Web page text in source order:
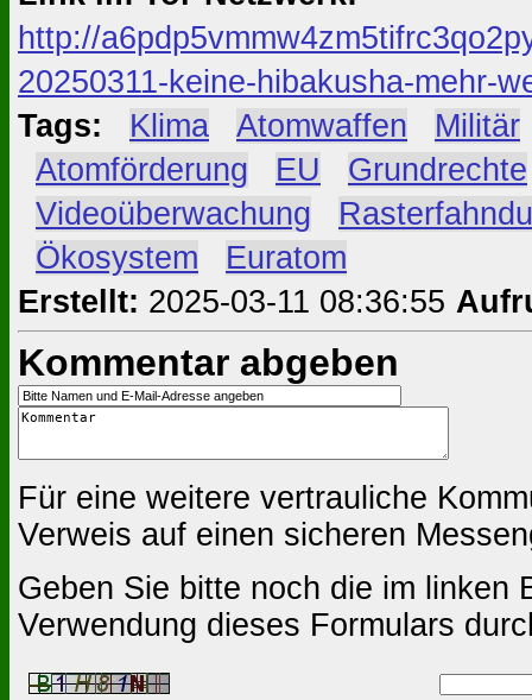
http://
20250311-keine-hibakusha-mehr-
Tags:
Klima Atomwaffen Militär
Atomförderung EU
Grundrechte
Videoüberwachung
Ökosystem
Euratom
Erstellt: 2025-03-11 08:36:55
Kommentar abgeben
Für eine weitere vertrauliche
Verweis auf einen sicheren
Geben Sie bitte noch die im linken
Verwendung dieses Formulars